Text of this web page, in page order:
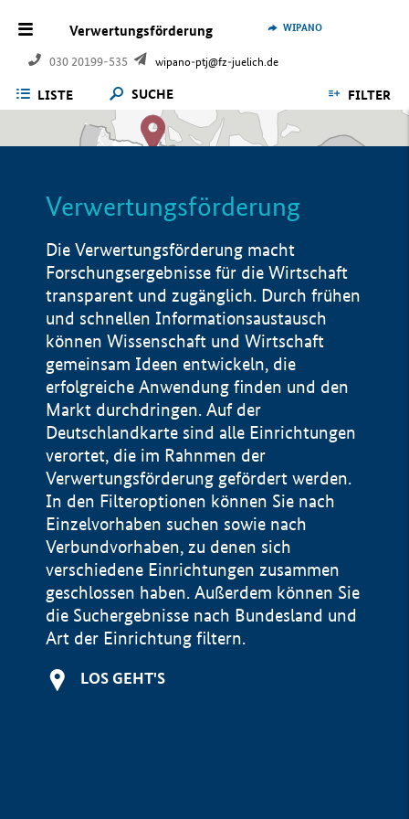
Verwertungsförderung
030 20199-535 wipano-ptj@fz-juelich.de
WIPANO
LISTE SUCHE FILTER
Verwertungsförderung
Die Verwertungsförderung macht
Forschungsergebnisse für die Wirtschaft
transparent und zugänglich. Durch frühen
und schnellen Informationsaustausch
können Wissenschaft und Wirtschaft
gemeinsam Ideen entwickeln, die
erfolgreiche Anwendung finden und den
Markt durchdringen. Auf der
Deutschlandkarte sind alle Einrichtungen
verortet, die im Rahnmen der
Verwertungsförderung gefördert werden.
In den Filteroptionen können Sie nach
Einzelvorhaben suchen sowie nach
Verbundvorhaben, zu denen sich
verschiedene Einrichtungen zusammen
geschlossen haben. Außerdem können Sie
die Suchergebnisse nach Bundesland und
Art der Einrichtung filtern.
LOS GEHT'S